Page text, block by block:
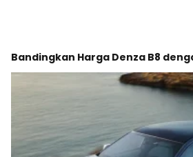
Bandingkan Harga Denza B8